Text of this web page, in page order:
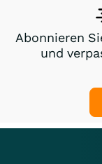
Abonnieren
und